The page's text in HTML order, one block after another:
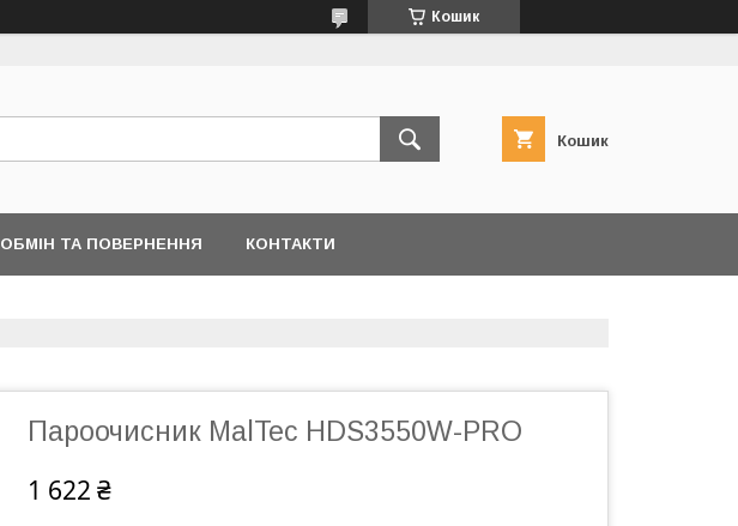
Кошик
Кошик
ОБМІН ТА ПОВЕРНЕННЯ КОНТАКТИ
Пароочисник MalTec HDS3550W-PRO
1 622 ₴